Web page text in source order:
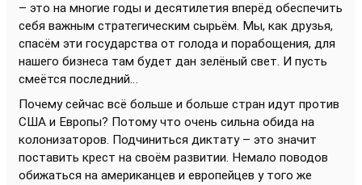
– это на многие годы и десятилетия вперёд обеспечить
себя важным стратегическим сырьём. Мы, как друзья,
спасём эти государства от голода и порабощения, для
нашего бизнеса там будет дан зелёный свет. И пусть
смеётся последний…
Почему сейчас всё больше и больше стран идут против
США и Европы? Потому что очень сильна обида на
колонизаторов. Подчиниться диктату – это значит
поставить крест на своём развитии. Немало поводов
обижаться на американцев и европейцев у того же